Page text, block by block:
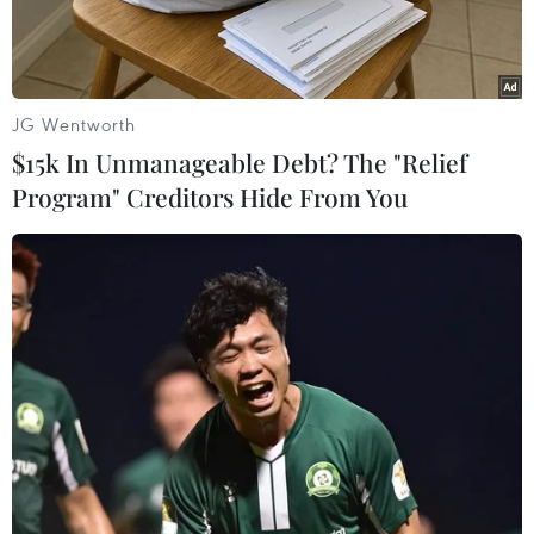
COVID-19 mũi 1.
Hội Hữu nghị Việt-Nga phối hợp cùng Liên hiệp các tổ chức hữu
nghị Khánh Hòa trao quà cho công dân Nga đang gặp khó
khăn do dịch COVID-19 tại Khánh Hòa. (Ảnh: Phan Sáu/TTXVN)
JG Wentworth
$15k In Unmanageable Debt? The "Relief
Program" Creditors Hide From You